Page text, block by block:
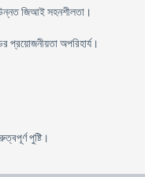
উন্নত জিআই সহনশীলতা।
প্রয়োজনীয়তা অপরিহার্য।
পুষ্টি।